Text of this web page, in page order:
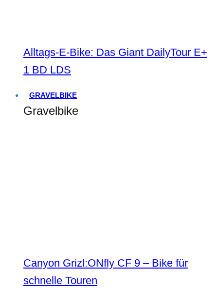
Alltags-E-Bike: Das Giant DailyTour E+
1 BD LDS
GRAVELBIKE
Gravelbike
Canyon Grizl:ONfly CF 9 – Bike für
schnelle Touren